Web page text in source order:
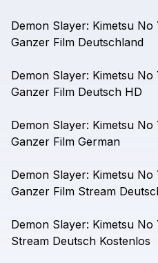
Demon Slayer: Kimetsu No
Ganzer Film Deutschland
Demon Slayer: Kimetsu No
Ganzer Film Deutsch HD
Demon Slayer: Kimetsu No
Ganzer Film German
Demon Slayer: Kimetsu No
Ganzer Film Stream
Demon Slayer: Kimetsu No
Stream Deutsch Kostenlos